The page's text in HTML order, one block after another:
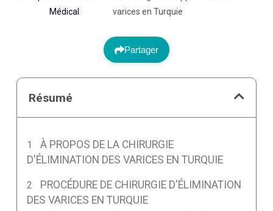
Médical
varices en Turquie
Partager
Résumé
À PROPOS DE LA CHIRURGIE
D'ÉLIMINATION DES VARICES EN TURQUIE
PROCÉDURE DE CHIRURGIE D'ÉLIMINATION
DES VARICES EN TURQUIE